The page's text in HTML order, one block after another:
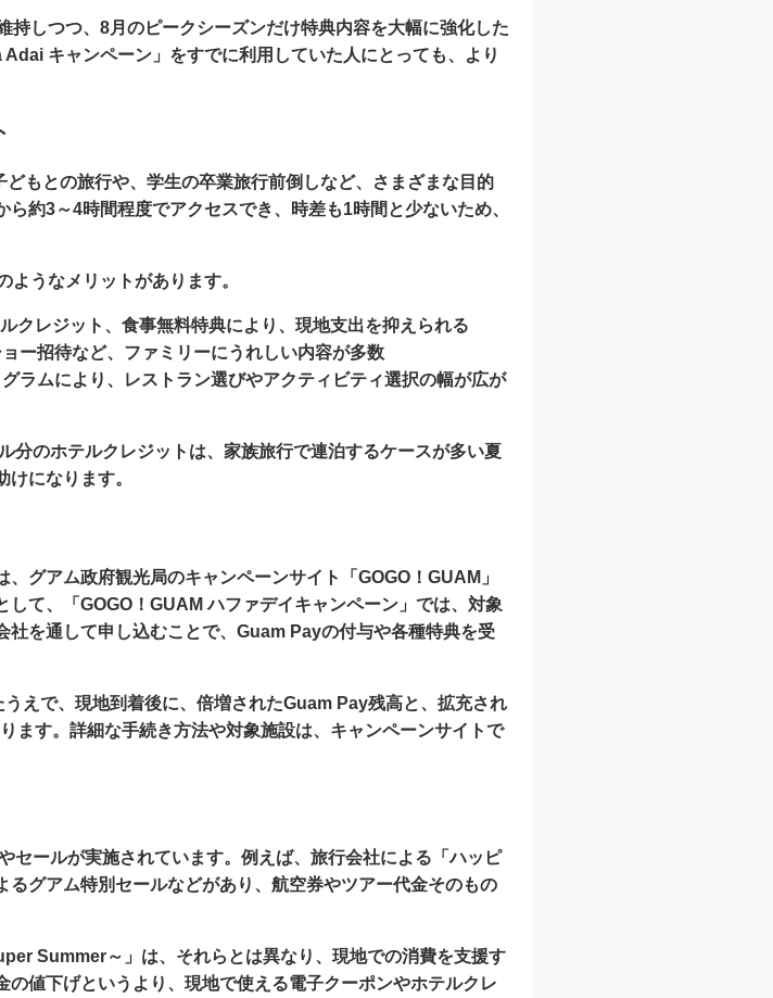
しつつ、8月のピークシーズンだけ特典内容を大幅に強化した
キャンペーン」をすでに利用していた人にとっても、より
もとの旅行や、学生の卒業旅行前倒しなど、さまざまな目的
約3～4時間程度でアクセスでき、時差も1時間と少ないため、
うなメリットがあります。
クレジット、食事無料特典により、現地支出を抑えられる
ー招待など、ファミリーにうれしい内容が多数
ラムにより、レストラン選びやアクティビティ選択の幅が広が
分のホテルクレジットは、家族旅行で連泊するケースが多い夏
になります。
グアム政府観光局のキャンペーンサイト「GOGO！GUAM」
て、「GOGO！GUAM ハファデイキャンペーン」では、対象
を通して申し込むことで、Guam Payの付与や各種特典を受
えで、現地到着後に、倍増されたGuam Pay残高と、拡充され
す。詳細な手続き方法や対象施設は、キャンペーンサイトで
セールが実施されています。例えば、旅行会社による「ハッピ
グアム特別セールなどがあり、航空券やツアー代金そのもの
Summer～」は、それらとは異なり、 現地での消費を支援す
の値下げというより、現地で使える電子クーポンやホテルクレ